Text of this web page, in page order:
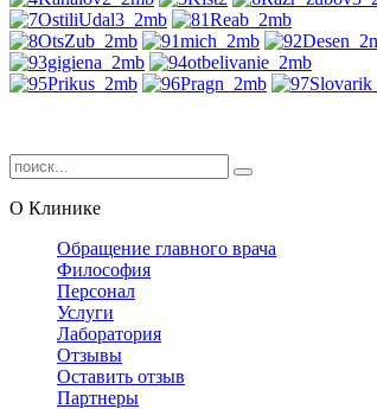
О Клинике
Обращение главного врача
Философия
Персонал
Услуги
Лаборатория
Отзывы
Оставить отзыв
Партнеры